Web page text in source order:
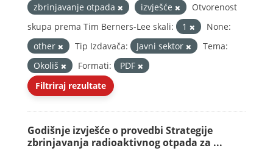
zbrinjavanje otpada
izvješće
Otvorenost
skupa prema Tim Berners-Lee skali:
1
None:
other
Tip Izdavača: Javni sektor
Tema:
Okoliš
Formati:
PDF
Filtriraj rezultate
Godišnje izvješće o provedbi Strategije
zbrinjavanja radioaktivnog otpada za ...